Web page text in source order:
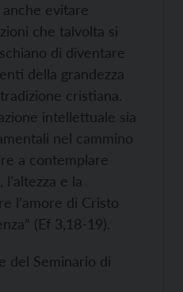
evitare
che talvolta si
di diventare
della grandezza
cristiana.
intellettuale sia
nel cammino
a contemplare
l’altezza e la
l’amore di Cristo
(Ef 3,18-19).
del Seminario di